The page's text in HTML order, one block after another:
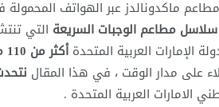
ماكدونالدز عبر الهواتف
سلاسل مطاعم الوجبات السريعة التي
الإمارات العربية المتحدة أكثر من 110 مطعماً
على مدار الوقت ، في هذا المقال
الامارات العربية المتحدة .